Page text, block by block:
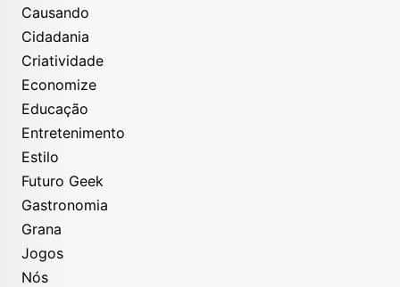
Causando
Cidadania
Criatividade
Economize
Educação
Entretenimento
Estilo
Futuro Geek
Gastronomia
Grana
Jogos
Nós